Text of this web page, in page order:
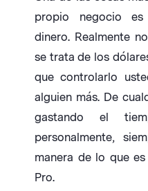
propio negocio
dinero. Realmente
se trata de los
que controlarlo
alguien más. De
gastando el
personalmente,
manera de lo que
Pro.